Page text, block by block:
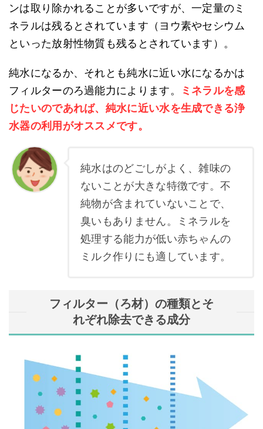
ンは取り除かれることが多いですが、一定量のミ
ネラルは残るとされています（ヨウ素やセシウム
といった放射性物質も残るとされています）。
純水になるか、それとも純水に近い水になるかは
フィルターのろ過能力によります。
ミネラルを感
じたいのであれば、純水に近い水を生成できる浄
水器の利用がオススメです。
純水はのどごしがよく、雑味の
ないことが大きな特徴です。不
純物が含まれていないことで、
臭いもありません。ミネラルを
処理する能力が低い赤ちゃんの
ミルク作りにも適しています。
フィルター（ろ材）の種類とそ
れぞれ除去できる成分